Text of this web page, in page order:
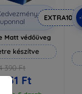
EXTRA10
Matt védőüveg
készítve
390 Ft
Ft